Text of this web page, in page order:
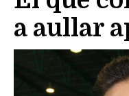
a aullar